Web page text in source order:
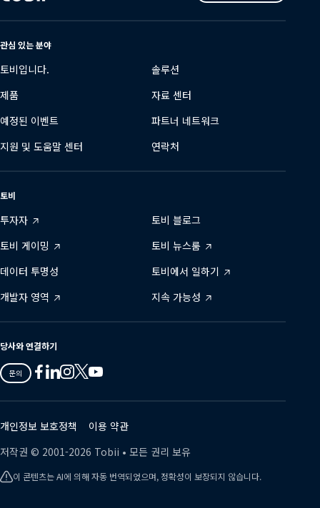
어
변
관심 있는 분야
토비입니다.
솔루션
제품
자료 센터
예정된 이벤트
파트너 네트워크
지원 및 도움말 센터
연락처
토비
투자자
토비 블로그
토비 게이밍
토비 뉴스룸
데이터 투명성
토비에서 일하기
개발자 영역
지속 가능성
당사와 연결하기
문의
Tobii
on
Facebook
Tobii
on
Linkedin
Tobii
on
Instagram
Tobii
on
Twitter
Tobii
on
Youtube
개인정보 보호정책
이용 약관
저작권 © 2001-2026 Tobii • 모든 권리 보유
이 콘텐츠는 AI에 의해 자동 번역되었으며, 정확성이 보장되지 않습니다.